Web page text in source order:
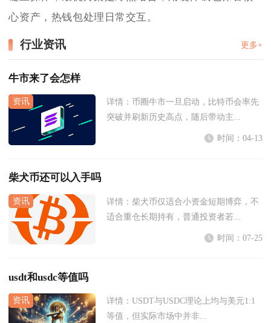
心资产，热钱包处理日常交互。
行业资讯 更多+
牛市来了会怎样
详情： 币圈牛市一旦启动，比特币会率先
突破并刷新历史高点，随后带动主...
时间：04-13
柴犬币还可以入手吗
详情： 柴犬币仅适合小资金短期博弈，不
适合重仓长期持有，普通投资者若...
时间：07-25
usdt和usdc等值吗
详情： USDT与USDC理论上均与美元1:1
等值，但实际市场中并非...